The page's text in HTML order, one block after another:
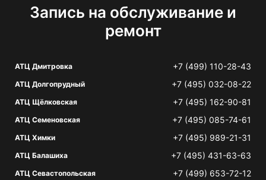
Запись на обслуживание и
ремонт
АТЦ Дмитровка +7 (499) 110-28-43
АТЦ Долгопрудный +7 (495) 032-08-22
АТЦ Щёлковская +7 (495) 162-90-81
АТЦ Семеновская +7 (495) 085-74-61
АТЦ Химки +7 (495) 989-21-31
АТЦ Балашиха +7 (495) 431-63-63
АТЦ Севастопольская +7 (499) 653-72-12